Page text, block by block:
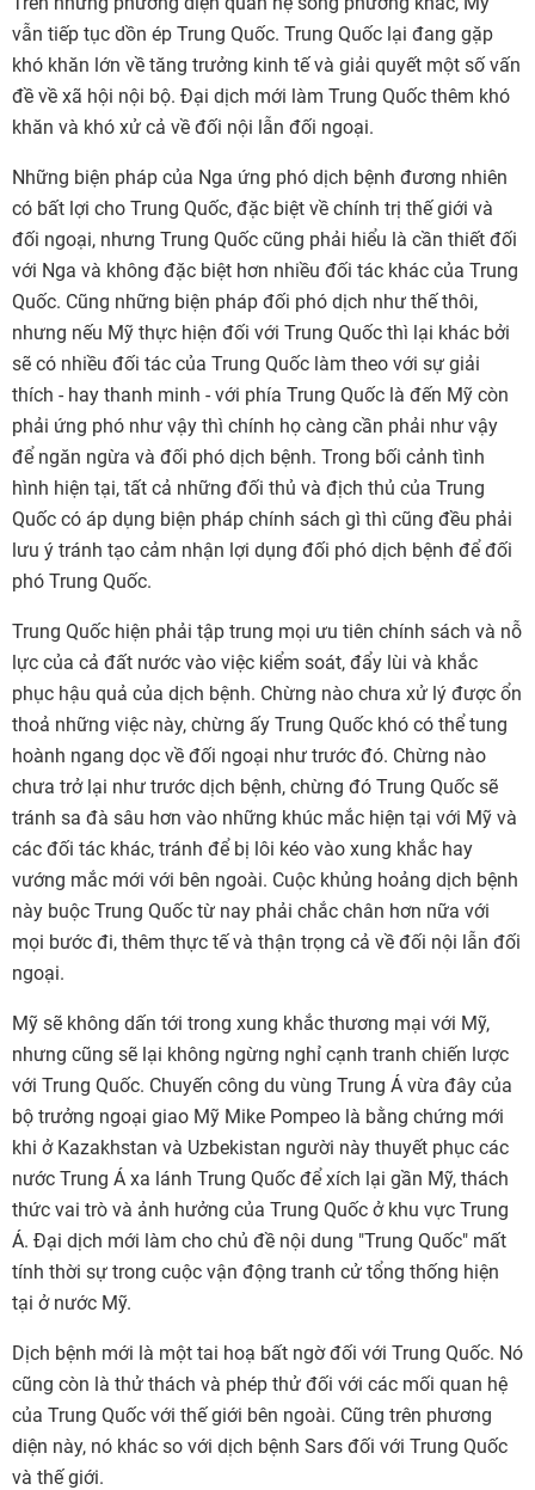
vẫn tiếp tục dồn ép Trung Quốc. Trung Quốc lại đang gặp
khó khăn lớn về tăng trưởng kinh tế và giải quyết một số vấn
đề về xã hội nội bộ. Đại dịch mới làm Trung Quốc thêm khó
khăn và khó xử cả về đối nội lẫn đối ngoại.
Những biện pháp của Nga ứng phó dịch bệnh đương nhiên
có bất lợi cho Trung Quốc, đặc biệt về chính trị thế giới và
đối ngoại, nhưng Trung Quốc cũng phải hiểu là cần thiết đối
với Nga và không đặc biệt hơn nhiều đối tác khác của Trung
Quốc. Cũng những biện pháp đối phó dịch như thế thôi,
nhưng nếu Mỹ thực hiện đối với Trung Quốc thì lại khác bởi
sẽ có nhiều đối tác của Trung Quốc làm theo với sự giải
thích - hay thanh minh - với phía Trung Quốc là đến Mỹ còn
phải ứng phó như vậy thì chính họ càng cần phải như vậy
để ngăn ngừa và đối phó dịch bệnh. Trong bối cảnh tình
hình hiện tại, tất cả những đối thủ và địch thủ của Trung
Quốc có áp dụng biện pháp chính sách gì thì cũng đều phải
lưu ý tránh tạo cảm nhận lợi dụng đối phó dịch bệnh để đối
phó Trung Quốc.
Trung Quốc hiện phải tập trung mọi ưu tiên chính sách và nỗ
lực của cả đất nước vào việc kiểm soát, đẩy lùi và khắc
phục hậu quả của dịch bệnh. Chừng nào chưa xử lý được ổn
thoả những việc này, chừng ấy Trung Quốc khó có thể tung
hoành ngang dọc về đối ngoại như trước đó. Chừng nào
chưa trở lại như trước dịch bệnh, chừng đó Trung Quốc sẽ
tránh sa đà sâu hơn vào những khúc mắc hiện tại với Mỹ và
các đối tác khác, tránh để bị lôi kéo vào xung khắc hay
vướng mắc mới với bên ngoài. Cuộc khủng hoảng dịch bệnh
này buộc Trung Quốc từ nay phải chắc chân hơn nữa với
mọi bước đi, thêm thực tế và thận trọng cả về đối nội lẫn đối
ngoại.
Mỹ sẽ không dấn tới trong xung khắc thương mại với Mỹ,
nhưng cũng sẽ lại không ngừng nghỉ cạnh tranh chiến lược
với Trung Quốc. Chuyến công du vùng Trung Á vừa đây của
bộ trưởng ngoại giao Mỹ Mike Pompeo là bằng chứng mới
khi ở Kazakhstan và Uzbekistan người này thuyết phục các
nước Trung Á xa lánh Trung Quốc để xích lại gần Mỹ, thách
thức vai trò và ảnh hưởng của Trung Quốc ở khu vực Trung
Á. Đại dịch mới làm cho chủ đề nội dung "Trung Quốc" mất
tính thời sự trong cuộc vận động tranh cử tổng thống hiện
tại ở nước Mỹ.
Dịch bệnh mới là một tai hoạ bất ngờ đối với Trung Quốc. Nó
cũng còn là thử thách và phép thử đối với các mối quan hệ
của Trung Quốc với thế giới bên ngoài. Cũng trên phương
diện này, nó khác so với dịch bệnh Sars đối với Trung Quốc
và thế giới.